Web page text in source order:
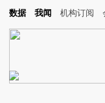
增加这段话：本文由第三方
数据 我闻 机构订阅